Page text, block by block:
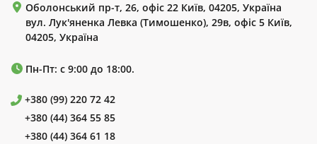
Оболонський пр-т, 26, офіс 22 Київ, 04205, Україна
вул. Лук'яненка Левка (Тимошенко), 29в, офіс 5 Київ,
04205, Україна
Пн-Пт: с 9:00 до 18:00.
+380 (99) 220 72 42
+380 (44) 364 55 85
+380 (44) 364 61 18